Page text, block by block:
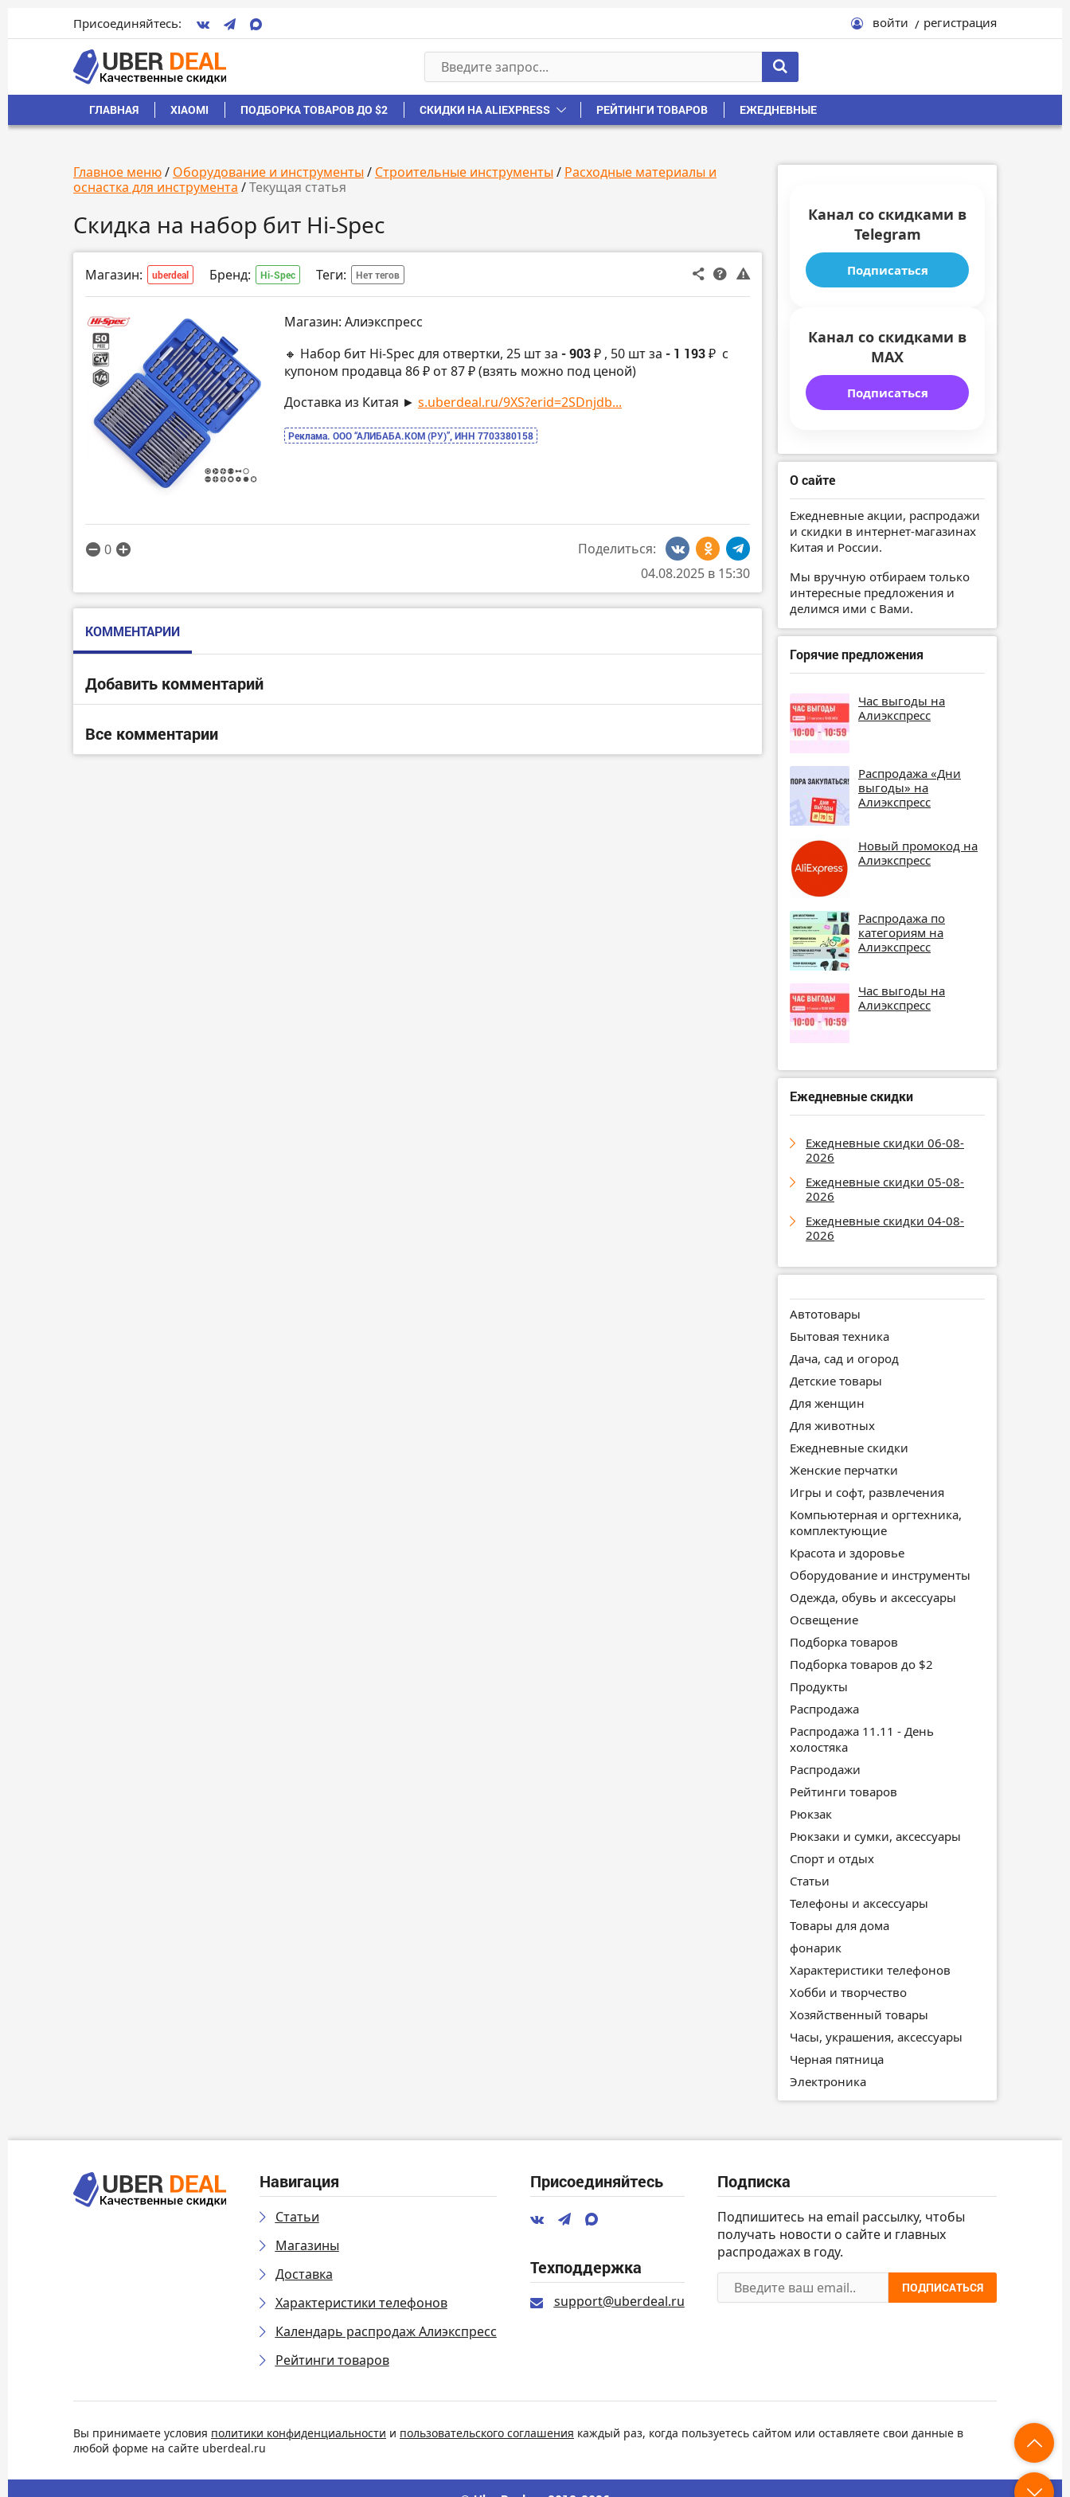
Присоединяйтесь: войти регистрация
ГЛАВНАЯ XIAOMI ПОДБОРКА ТОВАРОВ ДО $2 СКИДКИ НА ALIEXPRESS РЕЙТИНГИ ТОВАРОВ ЕЖЕДНЕВНЫЕ
Главное меню/ Оборудование и инструменты / Строительные инструменты / Расходные материалы и
оснастка для инструмента /Текущая статья
Скидка на набор бит Hi-Spec
Магазин: uberdeal Бренд: Hi-Spec Теги: Нет тегов
Магазин: Алиэкспресс
🔸 Набор бит Hi-Spec для отвертки, 25 шт за - 903 ₽ , 50 шт за - 1 193 ₽ с
купоном продавца 86 ₽ от 87 ₽ (взять можно под ценой)
Доставка из Китая ► s.uberdeal.ru/9XS?erid=2SDnjdb...
Реклама. ООО “АЛИБАБА.КОМ (РУ)”, ИНН 7703380158
0
Поделиться:
04.08.2025 в 15:30
КОММЕНТАРИИ
Добавить комментарий
Все комментарии
Канал со скидками в
Telegram
Подписаться
Канал со скидками в
MAX
Подписаться
О сайте
Ежедневные акции, распродажи
и скидки в интернет-магазинах
Китая и России.
Мы вручную отбираем только
интересные предложения и
делимся ими с Вами.
Горячие предложения
Час выгоды на
Алиэкспресс
Распродажа «Дни
выгоды» на
Алиэкспресс
Новый промокод на
Алиэкспресс
Распродажа по
категориям на
Алиэкспресс
Час выгоды на
Алиэкспресс
Ежедневные скидки
Ежедневные скидки 06-08-
2026
Ежедневные скидки 05-08-
2026
Ежедневные скидки 04-08-
2026
Автотовары
Бытовая техника
Дача, сад и огород
Детские товары
Для женщин
Для животных
Ежедневные скидки
Женские перчатки
Игры и софт, развлечения
Компьютерная и оргтехника,
комплектующие
Красота и здоровье
Оборудование и инструменты
Одежда, обувь и аксессуары
Освещение
Подборка товаров
Подборка товаров до $2
Продукты
Распродажа
Распродажа 11.11 - День
холостяка
Распродажи
Рейтинги товаров
Рюкзак
Рюкзаки и сумки, аксессуары
Спорт и отдых
Статьи
Телефоны и аксессуары
Товары для дома
фонарик
Характеристики телефонов
Хобби и творчество
Хозяйственный товары
Часы, украшения, аксессуары
Черная пятница
Электроника
Навигация
Статьи
Магазины
Доставка
Характеристики телефонов
Календарь распродаж Алиэкспресс
Рейтинги товаров
Присоединяйтесь
Техподдержка
support@uberdeal.ru
Подписка
Подпишитесь на email рассылку, чтобы
получать новости о сайте и главных
распродажах в году.
ПОДПИСАТЬСЯ
Вы принимаете условия политики конфиденциальности и пользовательского соглашения каждый раз, когда пользуетесь сайтом или оставляете свои данные в
любой форме на сайте uberdeal.ru